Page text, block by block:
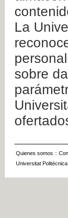
La
sobre
Quienes somos ::
Universitat